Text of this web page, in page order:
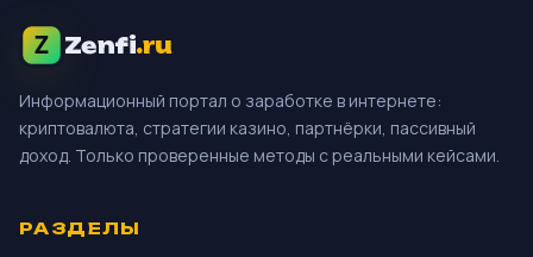
Zenfi.ru
Информационный портал о заработке в интернете:
криптовалюта, стратегии казино, партнёрки, пассивный
доход. Только проверенные методы с реальными кейсами.
РАЗДЕЛЫ